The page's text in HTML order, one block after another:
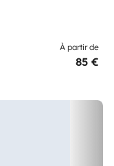
À partir de
85 €